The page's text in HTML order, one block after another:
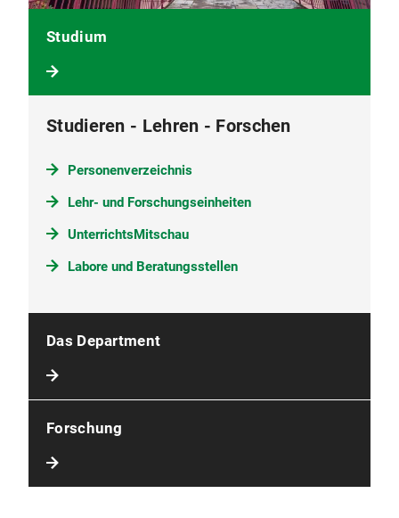
Studieren - Lehren - Forschen
Personenverzeichnis
Lehr- und Forschungseinheiten
UnterrichtsMitschau
Labore und Beratungsstellen
Studium
Das Department
Forschung